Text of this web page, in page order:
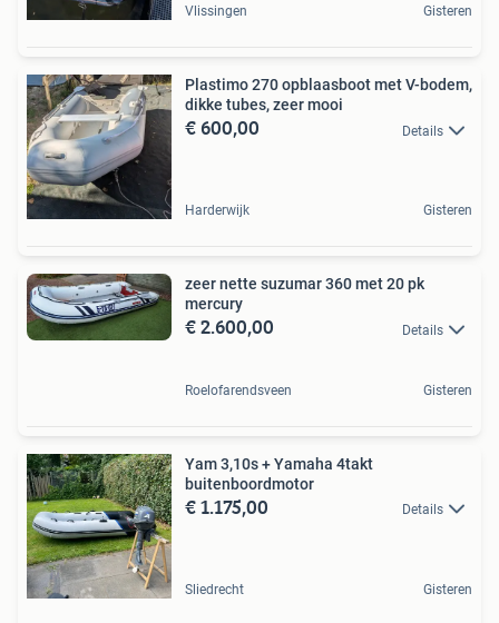
Vlissingen Gisteren
Plastimo 270 opblaasboot met V-bodem,
dikke tubes, zeer mooi
€ 600,00 Details
Harderwijk Gisteren
zeer nette suzumar 360 met 20 pk
mercury
€ 2.600,00 Details
Roelofarendsveen Gisteren
Yam 3,10s + Yamaha 4takt
buitenboordmotor
€ 1.175,00 Details
Sliedrecht Gisteren